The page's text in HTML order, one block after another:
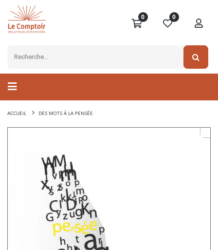
0 0
ACCUEIL DES MOTS À LA PENSÉE